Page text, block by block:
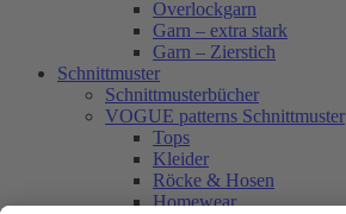
Overlockgarn
Garn – extra stark
Garn – Zierstich
Schnittmuster
Schnittmusterbücher
VOGUE patterns Schnittmuster
Tops
Kleider
Röcke & Hosen
Homewear